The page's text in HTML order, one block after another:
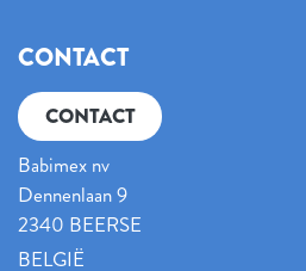
CONTACT
CONTACT
Babimex nv
Dennenlaan 9
2340 BEERSE
BELGIË